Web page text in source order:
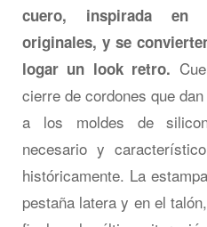
cuero, inspirada en
originales, y se
logar un look retro.
cierre de cordones que
a los moldes de
necesario y
históricamente. La
pestaña latera y en el